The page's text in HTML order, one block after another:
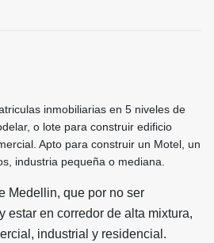
inmobiliarias en 5 niveles de
o lote para construir edificio
Apto para construir un Motel, un
industria pequeña o mediana.
Medellin, que por no ser
estar en corredor de alta mixtura,
industrial y residencial.